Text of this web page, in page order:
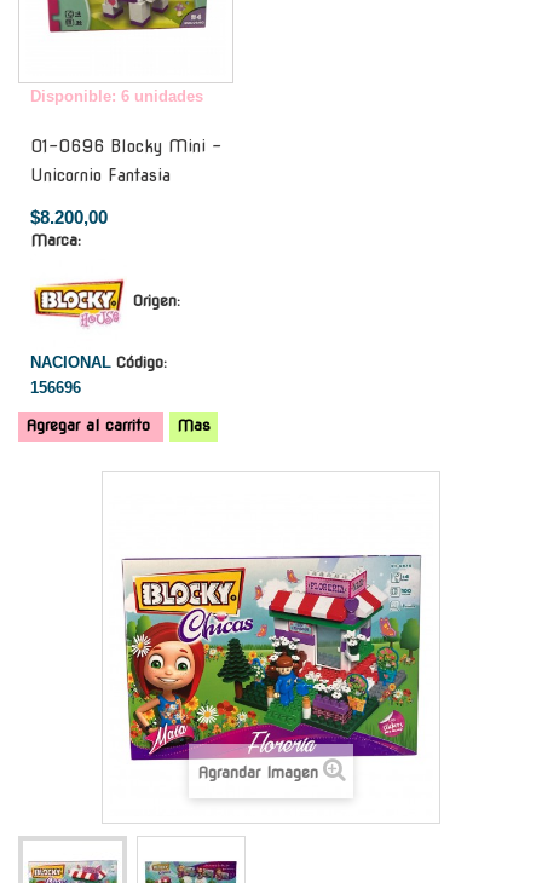
Disponible: 6 unidades
01-0696 Blocky Mini -
Unicornio Fantasia
$8.200,00
Marca:
Origen:
NACIONAL Código:
156696
Agregar al carrito Mas
Agrandar Imagen